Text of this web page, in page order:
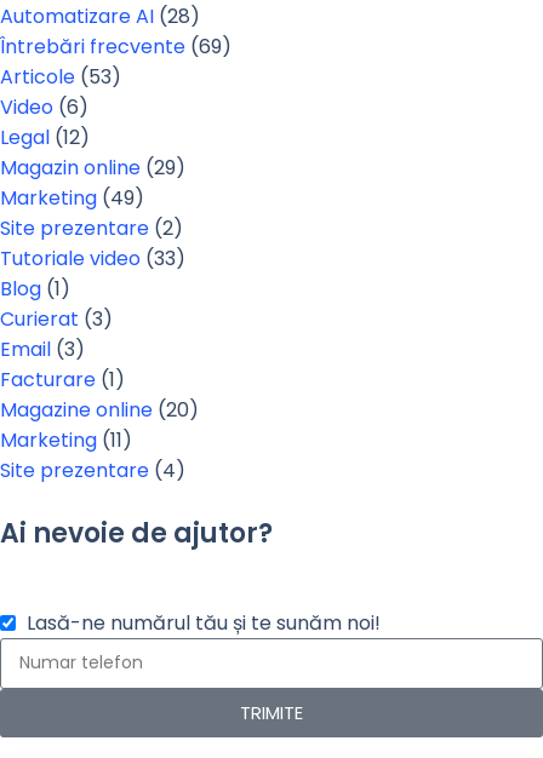
Automatizare AI (28)
Întrebări frecvente (69)
Articole (53)
Video (6)
Legal (12)
Magazin online (29)
Marketing (49)
Site prezentare (2)
Tutoriale video (33)
Blog (1)
Curierat (3)
Email (3)
Facturare (1)
Magazine online (20)
Marketing (11)
Site prezentare (4)
Ai nevoie de ajutor?
Lasă-ne numărul tău și te sunăm noi!
TRIMITE